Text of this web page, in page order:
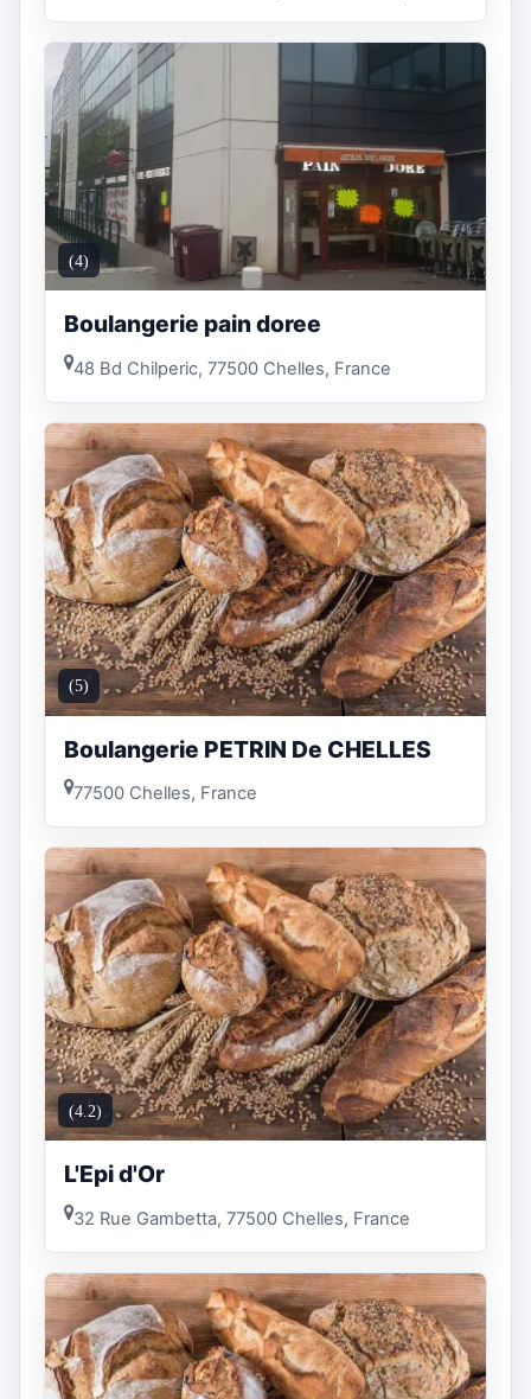
(4)
Boulangerie pain doree
48 Bd Chilperic, 77500 Chelles, France
(5)
Boulangerie PETRIN De CHELLES
77500 Chelles, France
(4.2)
L'Epi d'Or
32 Rue Gambetta, 77500 Chelles, France